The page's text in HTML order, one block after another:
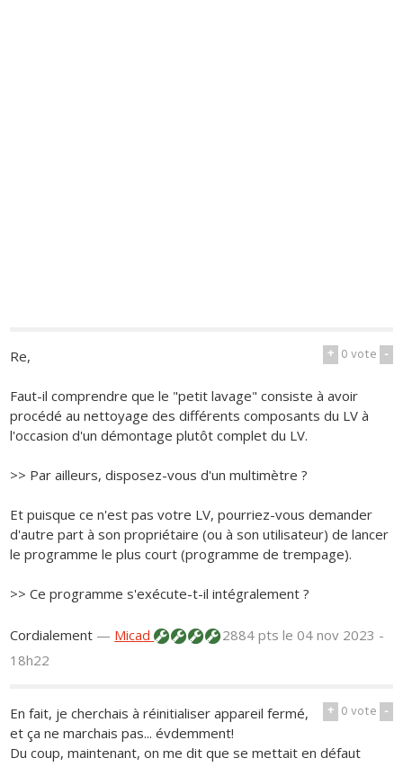
+ 0vote -
Re,
Faut-il comprendre que le "petit lavage" consiste à avoir
procédé au nettoyage des différents composants du LV à
l'occasion d'un démontage plutôt complet du LV.
>> Par ailleurs, disposez-vous d'un multimètre ?
Et puisque ce n'est pas votre LV, pourriez-vous demander
d'autre part à son propriétaire (ou à son utilisateur) de lancer
le programme le plus court (programme de trempage).
>> Ce programme s'exécute-t-il intégralement ?
Cordialement — Micad 2884 ptsle 04 nov 2023 -
18h22
+ 0vote -
En fait, je cherchais à réinitialiser appareil fermé,
et ça ne marchais pas... évdemment!
Du coup, maintenant, on me dit que se mettait en défaut